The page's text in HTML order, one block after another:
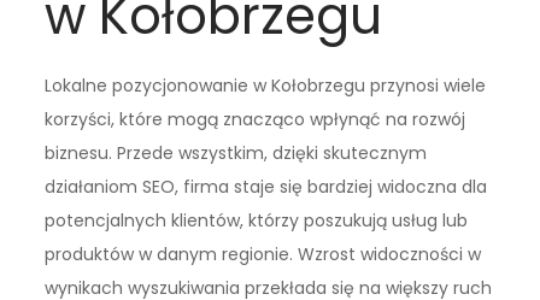
w Kołobrzegu
Lokalne pozycjonowanie w Kołobrzegu przynosi wiele
korzyści, które mogą znacząco wpłynąć na rozwój
biznesu. Przede wszystkim, dzięki skutecznym
działaniom SEO, firma staje się bardziej widoczna dla
potencjalnych klientów, którzy poszukują usług lub
produktów w danym regionie. Wzrost widoczności w
wynikach wyszukiwania przekłada się na większy ruch